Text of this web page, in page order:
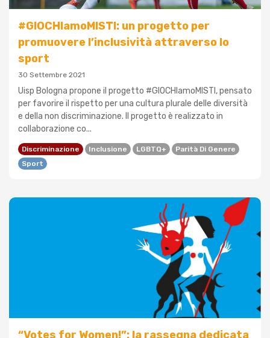
#GIOCHIamoMISTI: un progetto per
promuovere l’inclusività attraverso lo
sport
30 Settembre 2021
Uisp Bologna propone il progetto #GIOCHIamoMISTI, pensato
per favorire il rispetto per una cultura plurale delle diversità
e della non discriminazione. Il progetto è realizzato in
collaborazione co...
Discriminazione Inclusione LGBTQ+
Parità Di Genere
Sport
“Votes for Women!”: la rassegna dedicata